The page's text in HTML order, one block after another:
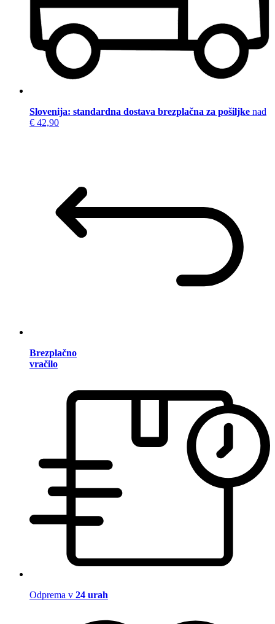
Slovenija: standardna dostava brezplačna za pošiljke nad
€ 42,90
Brezplačno
vračilo
Odprema v 24 urah